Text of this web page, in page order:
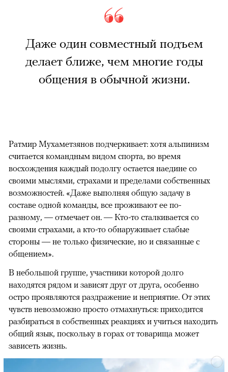
Даже один совместный подъем
делает ближе, чем многие годы
общения в обычной жизни.
Ратмир Мухаметзянов подчеркивает: хотя альпинизм
считается командным видом спорта, во время
восхождения каждый подолгу остается наедине со
своими мыслями, страхами и пределами собственных
возможностей. «Даже выполняя общую задачу в
составе одной команды, все проживают ее по-
разному, — отмечает он. — Кто-то сталкивается со
своими страхами, а кто-то обнаруживает слабые
стороны — не только физические, но и связанные с
общением».
В небольшой группе, участники которой долго
находятся рядом и зависят друг от друга, особенно
остро проявляются раздражение и неприятие. От этих
чувств невозможно просто отмахнуться: приходится
разбираться в собственных реакциях и учиться находить
общий язык, поскольку в горах от товарища может
зависеть жизнь.